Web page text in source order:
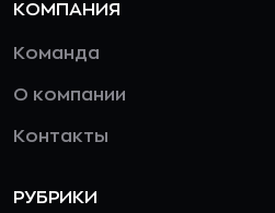
КОМПАНИЯ
Команда
О компании
Контакты
РУБРИКИ